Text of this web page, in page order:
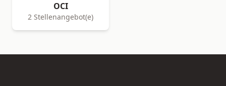
OCI
2 Stellenangebot(e)